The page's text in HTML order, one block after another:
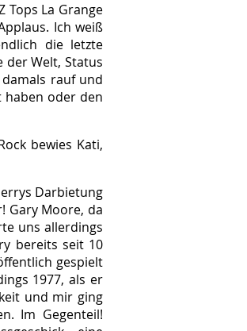
Tops La Grange
Ich weiß
die letzte
der Welt, Status
rauf und
haben oder den
bewies Kati,
Darbietung
Gary Moore, da
uns allerdings
bereits seit 10
gespielt
1977, als er
und mir ging
Im Gegenteil!